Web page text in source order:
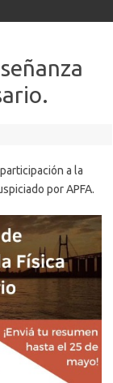
a la
por APFA.